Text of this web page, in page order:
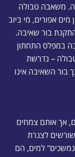
משאבה טבולה
אפורים, מי ביוב
בור שאיבה.
במפלס התחתון
– נדרשת
השאיבה אינו
אך אותם צמחים
לצנרת
למים, הם